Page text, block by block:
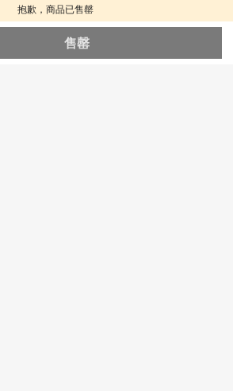
抱歉，商品已售罄
售罄